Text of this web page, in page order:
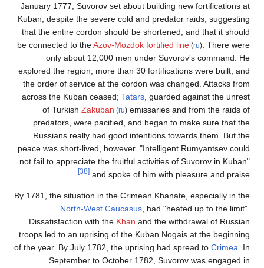
January 1777, Suvorov set about building new fortifications at
Kuban, despite the severe cold and predator raids, suggesting
that the entire cordon should be shortened, and that it should
be connected to theAzov-Mozdok fortified line (ru) . There were
only about 12,000 men under Suvorov's command. He
explored the region, more than 30 fortifications were built, and
the order of service at the cordon was changed. Attacks from
across the Kuban ceased; Tatars , guarded against the unrest
of Turkish Zakuban (ru) emissaries and from the raids of
predators, were pacified, and began to make sure that the
Russians really had good intentions towards them. But the
peace was short-lived, however. "Intelligent Rumyantsev could
not fail to appreciate the fruitful activities of Suvorov in Kuban"
and spoke of him with pleasure and praise.
[38]
By 1781, the situation in the Crimean Khanate, especially in the
North-West Caucasus , had "heated up to the limit".
Dissatisfaction with the Khan and the withdrawal of Russian
troops led to an uprising of the Kuban Nogais at the beginning
of the year. By July 1782, the uprising had spread to Crimea . In
September to October 1782, Suvorov was engaged in